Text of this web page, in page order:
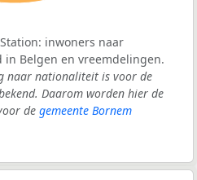
inwoners naar
Belgen en vreemdelingen.
naar nationaliteit is voor de
Daarom worden hier de
de gemeente Bornem